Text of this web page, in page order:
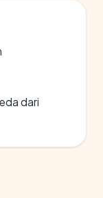
dari